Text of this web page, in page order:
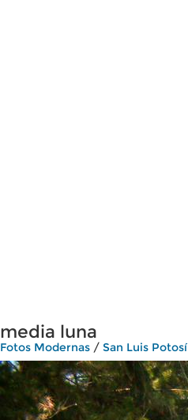
media luna
Fotos Modernas / San Luis Potosí